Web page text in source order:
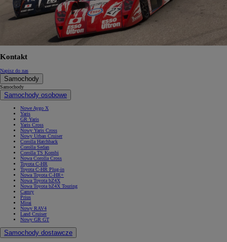
Kontakt
Napisz do nas
Samochody
Samochody
Samochody osobowe
Nowe Aygo X
Yaris
GR Yaris
Yaris Cross
Nowy Yaris Cross
Nowy Urban Cruiser
Corolla Hatchback
Corolla Sedan
Corolla TS Kombi
Nowa Corolla Cross
Toyota C-HR
Toyota C-HR Plug-in
Nowa Toyota C-HR+
Nowa Toyota bZ4X
Nowa Toyota bZ4X Touring
Camry
Prius
Mirai
Nowy RAV4
Land Cruiser
Nowy GR GT
Samochody dostawcze